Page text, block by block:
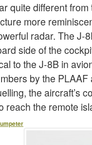
quite different
more
radar. The
side of the
to the J-8B in
by the
the aircraft’s
reach the remote